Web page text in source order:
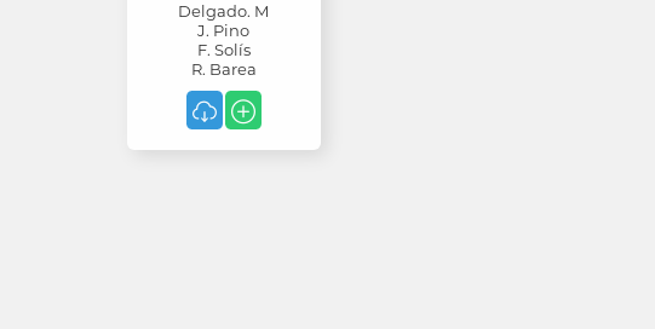
Delgado. M
J. Pino
F. Solís
R. Barea